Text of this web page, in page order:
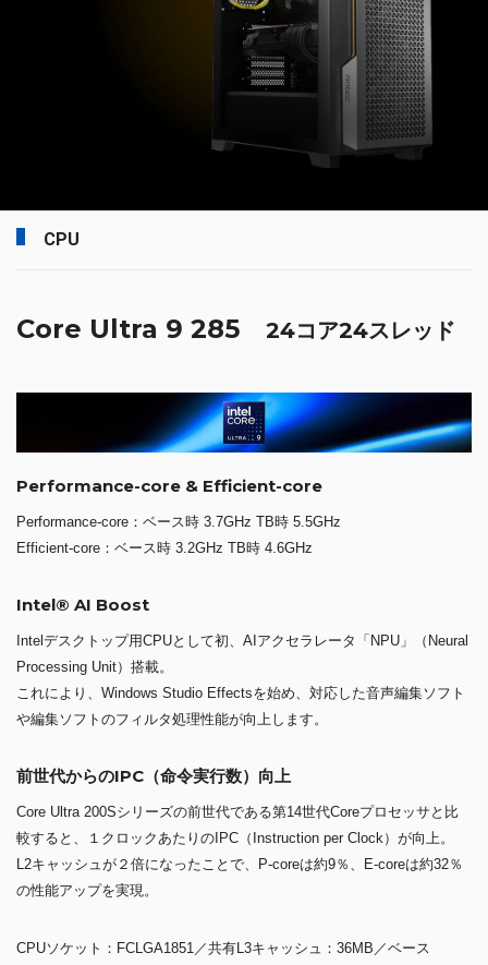
CPU
Core Ultra 9 285 24コア24スレッド
Performance-core & Efficient-core
Performance-core：ベース時 3.7GHz TB時 5.5GHz
Efficient-core：ベース時 3.2GHz TB時 4.6GHz
Intel® AI Boost
Intelデスクトップ用CPUとして初、AIアクセラレータ「NPU」（Neural
Processing Unit）搭載。
これにより、Windows Studio Effectsを始め、対応した音声編集ソフト
や編集ソフトのフィルタ処理性能が向上します。
前世代からのIPC（命令実行数）向上
Core Ultra 200Sシリーズの前世代である第14世代Coreプロセッサと比
較すると、１クロックあたりのIPC（Instruction per Clock）が向上。
L2キャッシュが２倍になったことで、P-coreは約9％、E-coreは約32％
の性能アップを実現。
CPUソケット：FCLGA1851／共有L3キャッシュ：36MB／ベース